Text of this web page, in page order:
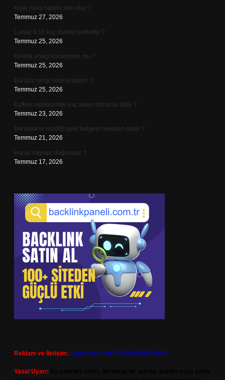
Kışın hava neden sisli olur ?
Temmuz 27, 2026
Loreal 8.11 kaç dakika bekletilir ?
Temmuz 25, 2026
Kinetik enerji korunumlu mu ?
Temmuz 25, 2026
Ela göz rengi nasıl anlaşılır ?
Temmuz 25, 2026
Kafkas cephesinde kaç asker donarak öldü ?
Temmuz 23, 2026
Bankaların istediği gelir belgesi nereden alınır ?
Temmuz 21, 2026
Hangi hayvan doğurmaz ?
Temmuz 17, 2026
Reklam ve İletişim: Skype: live:.cid.575569c608265c69
Yasal Uyarı: